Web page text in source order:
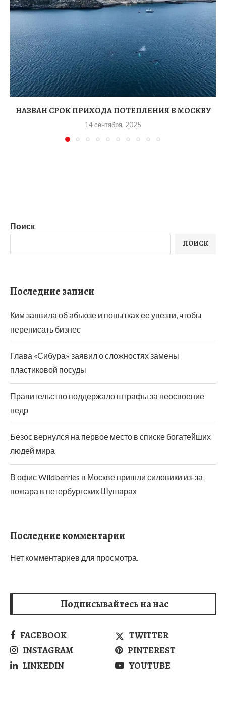
НАЗВАН СРОК ПРИХОДА ПОТЕПЛЕНИЯ В МОСКВУ
14 сентября, 2025
Поиск
ПОИСК
Последние записи
Ким заявила об абьюзе и попытках ее увезти, чтобы
переписать бизнес
Глава «Сибура» заявил о сложностях замены
пластиковой посуды
Правительство поддержало штрафы за неосвоение
недр
Безос вернулся на первое место в списке богатейших
людей мира
В офис Wildberries в Москве пришли силовики из-за
пожара в петербургских Шушарах
Последние комментарии
Нет комментариев для просмотра.
Подписывайтесь на нас
FACEBOOK
TWITTER
INSTAGRAM
PINTEREST
LINKEDIN
YOUTUBE